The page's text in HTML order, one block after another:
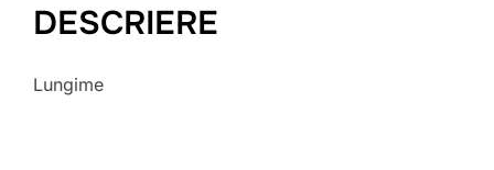
DESCRIERE
Lungime